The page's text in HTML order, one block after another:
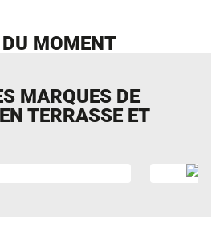
DU MOMENT
MARQUES DE
TERRASSE ET